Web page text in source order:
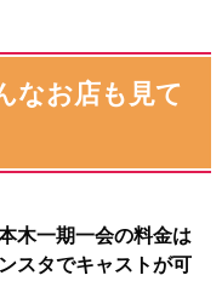
なお店も見て
木一期一会の料金は
スタでキャストが可